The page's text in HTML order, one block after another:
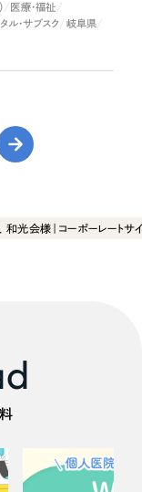
医療・福祉
ル・サブスク
岐阜県
光会様｜コーポーレートサ